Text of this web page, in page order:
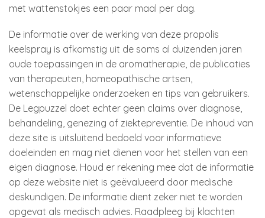
met wattenstokjes een paar maal per dag.
De informatie over de werking van deze propolis
keelspray is afkomstig uit de soms al duizenden jaren
oude toepassingen in de aromatherapie, de publicaties
van therapeuten, homeopathische artsen,
wetenschappelijke onderzoeken en tips van gebruikers.
De Legpuzzel doet echter geen claims over diagnose,
behandeling, genezing of ziektepreventie. De inhoud van
deze site is uitsluitend bedoeld voor informatieve
doeleinden en mag niet dienen voor het stellen van een
eigen diagnose. Houd er rekening mee dat de informatie
op deze website niet is geëvalueerd door medische
deskundigen. De informatie dient zeker niet te worden
opgevat als medisch advies. Raadpleeg bij klachten